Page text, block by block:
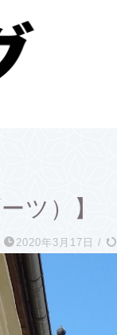
ツ）】
2020年3月17日 /